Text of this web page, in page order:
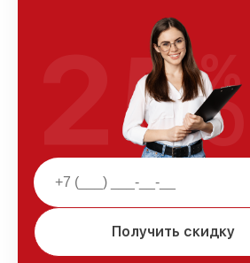
Получить скидку
25%